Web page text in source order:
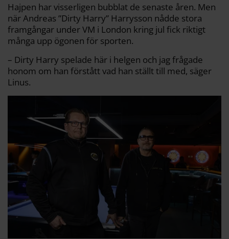
Hajpen har visserligen bubblat de senaste åren. Men
när Andreas ”Dirty Harry” Harrysson nådde stora
framgångar under VM i London kring jul fick riktigt
många upp ögonen för sporten.
– Dirty Harry spelade här i helgen och jag frågade
honom om han förstått vad han ställt till med, säger
Linus.